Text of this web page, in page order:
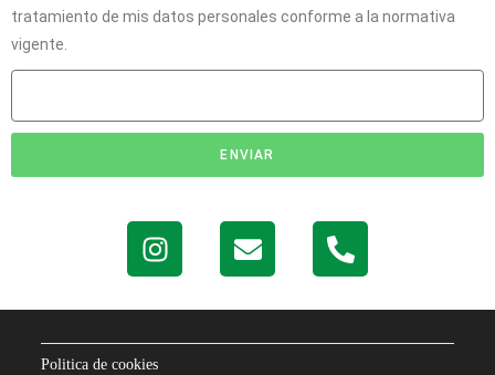
tratamiento de mis datos personales conforme a la normativa
vigente.
ENVIAR
Politica de cookies